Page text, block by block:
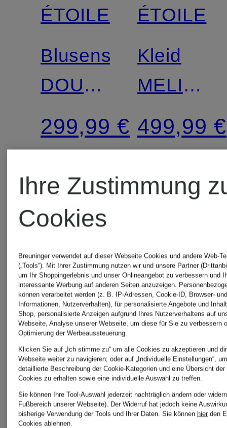
ÉTOILE
Blusenshirt
DOUNA
mit
Rüschen
299,99 €
ÉTOILE
Kleid
MELICIA
in
Rüschen
499,99 €
+Aktionsrabatt
MARANT
ÉTOILE
MARANT
ÉTOILE
Ihre Zustimmung
Cookies
Breuninger verwendet auf dieser Webseite Cookies und andere Web-
(„Tools“). Mit Ihrer Zustimmung nutzen wir und unsere Partner
um Ihr Shoppingerlebnis und unser Onlineangebot zu verbessern und
interessante Werbung auf anderen Seiten anzuzeigen.
können verarbeitet werden (z. B. IP-Adressen, Cookie-ID, Browser-
Informationen, Nutzerverhalten), für personalisierte Angebote und
Shop, personalisierte Anzeigen aufgrund Ihres Nutzerverhaltens auf
Webseite, Analyse unserer Webseite, um diese für Sie zu verbessern
Optimierung der Werbeaussteuerung.
Klicken Sie auf „Ich stimme zu“ um alle Cookies zu akzeptieren und
Webseite weiter zu navigieren; oder auf „Individuelle Einstellungen“,
detaillierte Beschreibung der Cookie-Kategorien und eine Übersicht
Cookies zu erhalten sowie eine individuelle Auswahl zu treffen.
Sie können Ihre Tool-Auswahl jederzeit nachträglich ändern oder
Fußbereich unserer Webseite). Der Widerruf hat jedoch keine
bisherige Verwendung der Tools und Ihrer Daten. Sie können hier den
Cookies ablehnen.